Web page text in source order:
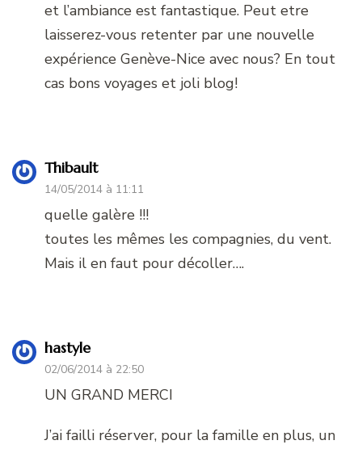
et l’ambiance est fantastique. Peut etre
laisserez-vous retenter par une nouvelle
expérience Genève-Nice avec nous? En tout
cas bons voyages et joli blog!
Thibault
14/05/2014 à 11:11
quelle galère !!!
toutes les mêmes les compagnies, du vent.
Mais il en faut pour décoller….
hastyle
02/06/2014 à 22:50
UN GRAND MERCI
J’ai failli réserver, pour la famille en plus, un